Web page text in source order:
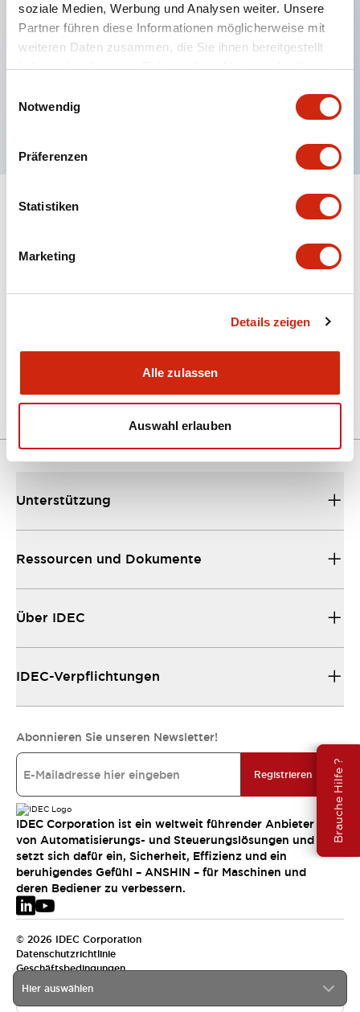
soziale Medien, Werbung und Analysen weiter. Unsere
Partner führen diese Informationen möglicherweise mit
weiteren Daten zusammen, die Sie ihnen bereitgestellt
haben oder die sie im Rahmen Ihrer Nutzung der Dienste
Notwendig
Präferenzen
Statistiken
Marketing
Details zeigen
Alle zulassen
Auswahl erlauben
Brauche Hilfe ?
Verbesserte Bedienbarkeit durch Rückterminal-
Methode
Flache Anschlussfläche mit einheitlicher
Gehäuselänge von 22 mm in der gesamten Serie
UL- und CSA-zertifiziert
Hier auswählen
Unterstützung
Ressourcen und Dokumente
Über IDEC
IDEC-Verpflichtungen
Abonnieren Sie unseren Newsletter!
Registrieren
IDEC Corporation ist ein weltweit führender Anbieter
von Automatisierungs- und Steuerungslösungen und
setzt sich dafür ein, Sicherheit, Effizienz und ein
beruhigendes Gefühl – ANSHIN – für Maschinen und
deren Bediener zu verbessern.
© 2026 IDEC Corporation
Datenschutzrichtlinie
Geschäftsbedingungen
EMEA